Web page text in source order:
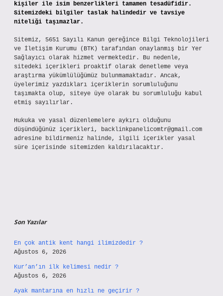
kişiler ile isim benzerlikleri tamamen tesadüfidir.
Sitemizdeki bilgiler taslak halindedir ve tavsiye
niteliği taşımazlar.
Sitemiz, 5651 Sayılı Kanun gereğince Bilgi Teknolojileri
ve İletişim Kurumu (BTK) tarafından onaylanmış bir Yer
Sağlayıcı olarak hizmet vermektedir. Bu nedenle,
sitedeki içerikleri proaktif olarak denetleme veya
araştırma yükümlülüğümüz bulunmamaktadır. Ancak,
üyelerimiz yazdıkları içeriklerin sorumluluğunu
taşımakta olup, siteye üye olarak bu sorumluluğu kabul
etmiş sayılırlar.
Hukuka ve yasal düzenlemelere aykırı olduğunu
düşündüğünüz içerikleri, backlinkpanelicomtr@gmail.com
adresine bildirmeniz halinde, ilgili içerikler yasal
süre içerisinde sitemizden kaldırılacaktır.
Son Yazılar
En çok antik kent hangi ilimizdedir ?
Ağustos 6, 2026
Kur’an’ın ilk kelimesi nedir ?
Ağustos 6, 2026
Ayak mantarına en hızlı ne geçirir ?